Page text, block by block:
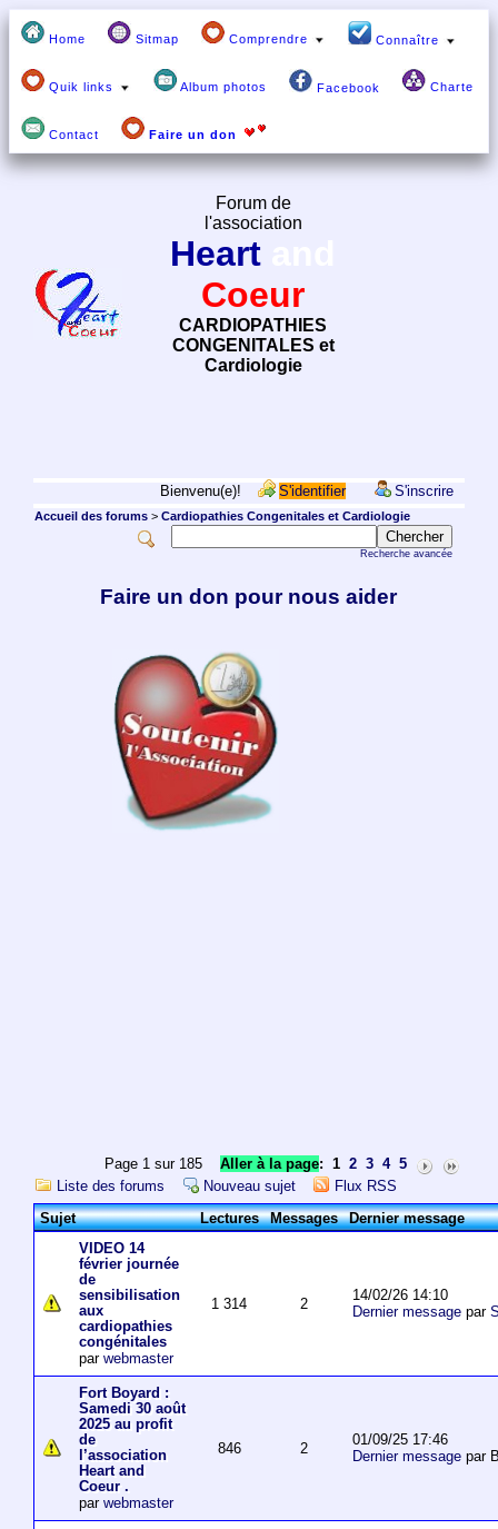
Home Sitmap Comprendre Connaître
Quik links Album photos Facebook Charte
Contact Faire un don
Forum de
l'association
Heart
Coeur
CARDIOPATHIES
CONGENITALES et
Cardiologie
Bienvenu(e)! S'identifier S'inscrire
Accueil des forums> Cardiopathies Congenitales et Cardiologie
Recherche avancée
Faire un don pour nous aider
Page 1 sur 185Aller à la page: 1 2 3 4 5
Liste des forums
Nouveau sujet
Flux RSS
Sujet
Lectures Messages Dernier message
VIDEO 14
février journée
de
sensibilisation
aux
cardiopathies
congénitales
par webmaster
1 314 2
14/02/26 14:10
Dernier messagepar
Fort Boyard :
Samedi 30 août
2025 au profit
de
l’association
Heart and
Coeur .
par webmaster
846 2
01/09/25 17:46
Dernier messagepar